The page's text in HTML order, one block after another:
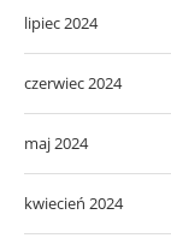
lipiec 2024
czerwiec 2024
maj 2024
kwiecień 2024